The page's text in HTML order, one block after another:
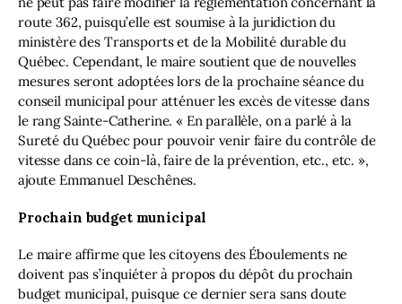
route 362, puisqu’elle est soumise à la juridiction du
ministère des Transports et de la Mobilité durable du
Québec. Cependant, le maire soutient que de nouvelles
mesures seront adoptées lors de la prochaine séance du
conseil municipal pour atténuer les excès de vitesse dans
le rang Sainte-Catherine. « En parallèle, on a parlé à la
Sureté du Québec pour pouvoir venir faire du contrôle de
vitesse dans ce coin-là, faire de la prévention, etc., etc. »,
ajoute Emmanuel Deschênes.
Prochain budget municipal
Le maire affirme que les citoyens des Éboulements ne
doivent pas s’inquiéter à propos du dépôt du prochain
budget municipal, puisque ce dernier sera sans doute